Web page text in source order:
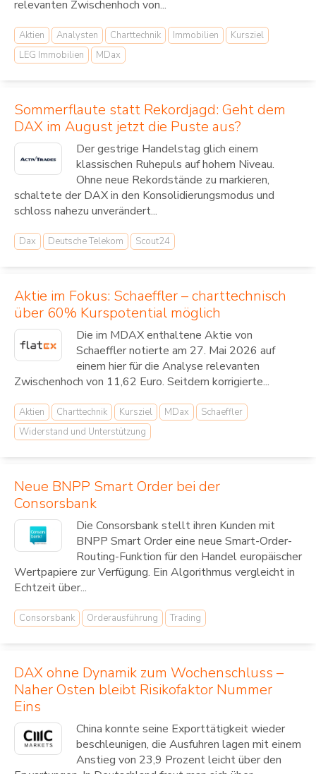
relevanten Zwischenhoch von...
Aktien Analysten Charttechnik Immobilien
Kursziel
LEG Immobilien
MDax
Sommerflaute statt Rekordjagd: Geht dem
DAX im August jetzt die Puste aus?
Der gestrige Handelstag glich einem
klassischen Ruhepuls auf hohem Niveau.
Ohne neue Rekordstände zu markieren,
schaltete der DAX in den Konsolidierungsmodus und
schloss nahezu unverändert...
Dax Deutsche Telekom Scout24
Aktie im Fokus: Schaeffler – charttechnisch
über 60% Kurspotential möglich
Die im MDAX enthaltene Aktie von
Schaeffler notierte am 27. Mai 2026 auf
einem hier für die Analyse relevanten
Zwischenhoch von 11,62 Euro. Seitdem korrigierte...
Aktien Charttechnik Kursziel MDax
Schaeffler
Widerstand und Unterstützung
Neue BNPP Smart Order bei der
Consorsbank
Die Consorsbank stellt ihren Kunden mit
BNPP Smart Order eine neue Smart-Order-
Routing-Funktion für den Handel europäischer
Wertpapiere zur Verfügung. Ein Algorithmus vergleicht in
Echtzeit über...
Consorsbank Orderausführung Trading
DAX ohne Dynamik zum Wochenschluss –
Naher Osten bleibt Risikofaktor Nummer
Eins
China konnte seine Exporttätigkeit wieder
beschleunigen, die Ausfuhren lagen mit einem
Anstieg von 23,9 Prozent leicht über den